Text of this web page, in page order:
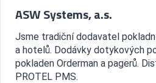
ASW Systems, a.s.
Jsme tradiční dodavatel
a hotelů. Dodávky dotykových
pokladen Orderman a pagerů.
PROTEL PMS.